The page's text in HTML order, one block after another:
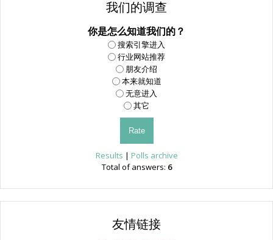
我们的调查
你是怎么知道我们的？
搜索引擎进入
行业网站推荐
朋友介绍
本来就知道
无意进入
其它
Results | Polls archive
Total of answers: 6
友情链接